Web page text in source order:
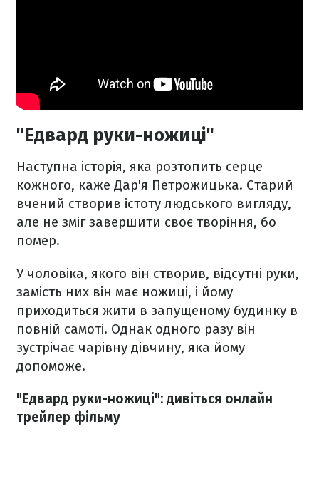
"Едвард руки-ножиці"
Наступна історія, яка розтопить серце
кожного, каже Дар'я Петрожицька. Старий
вчений створив істоту людського вигляду,
але не зміг завершити своє творіння, бо
помер.
У чоловіка, якого він створив, відсутні руки,
замість них він має ножиці, і йому
приходиться жити в запущеному будинку в
повній самоті. Однак одного разу він
зустрічає чарівну дівчину, яка йому
допоможе.
"Едвард руки-ножиці": дивіться онлайн
трейлер фільму